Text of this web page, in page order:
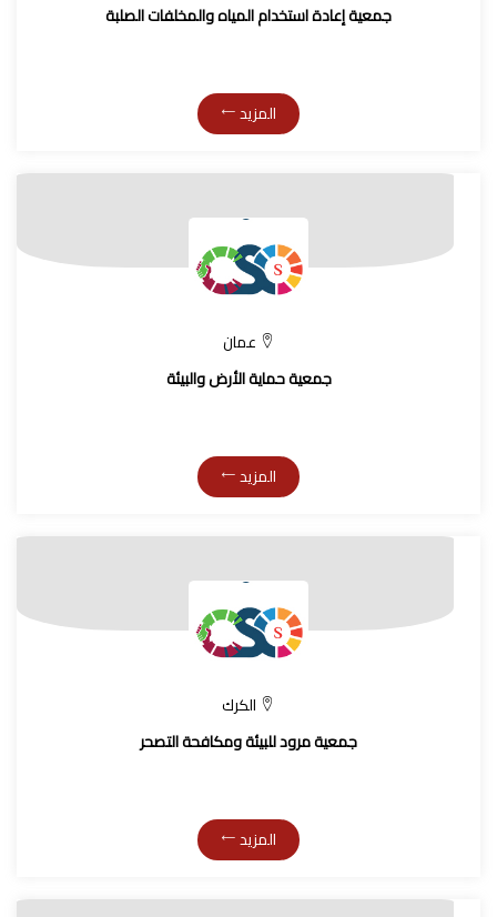
جمعية إعادة استخدام المياه والمخلفات الصلبة
المزيد
عمان
جمعية حماية الأرض والبيئة
المزيد
الكرك
جمعية مرود للبيئة ومكافحة التصحر
المزيد